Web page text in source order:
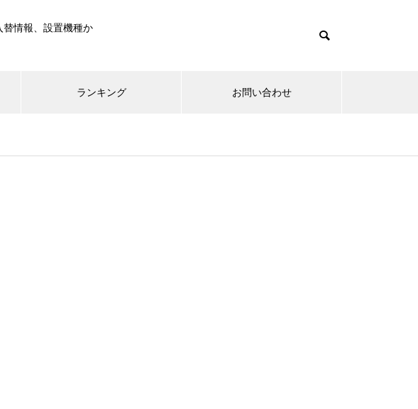
情報、設置機種か
ランキング お問い合わせ